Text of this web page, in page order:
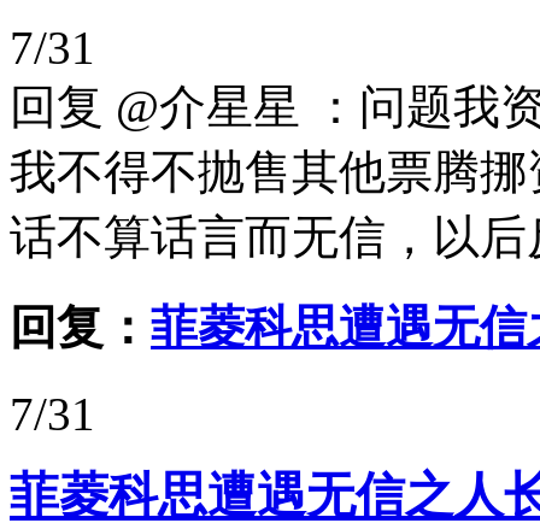
7/31
回复 @介星星 ：问题我
我不得不抛售其他票腾
话不算话言而无信，以
回复： 菲菱科思遭遇无
7/31
菲菱科思遭遇无信之人